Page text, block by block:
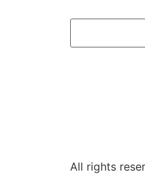
All rights